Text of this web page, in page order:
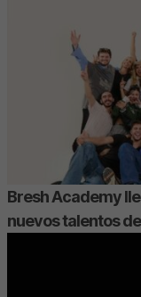
Bresh Academy
nuevos talentos